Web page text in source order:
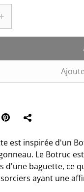
est inspirée d'un
Le Botruc
d'une baguette, ce
ayant une